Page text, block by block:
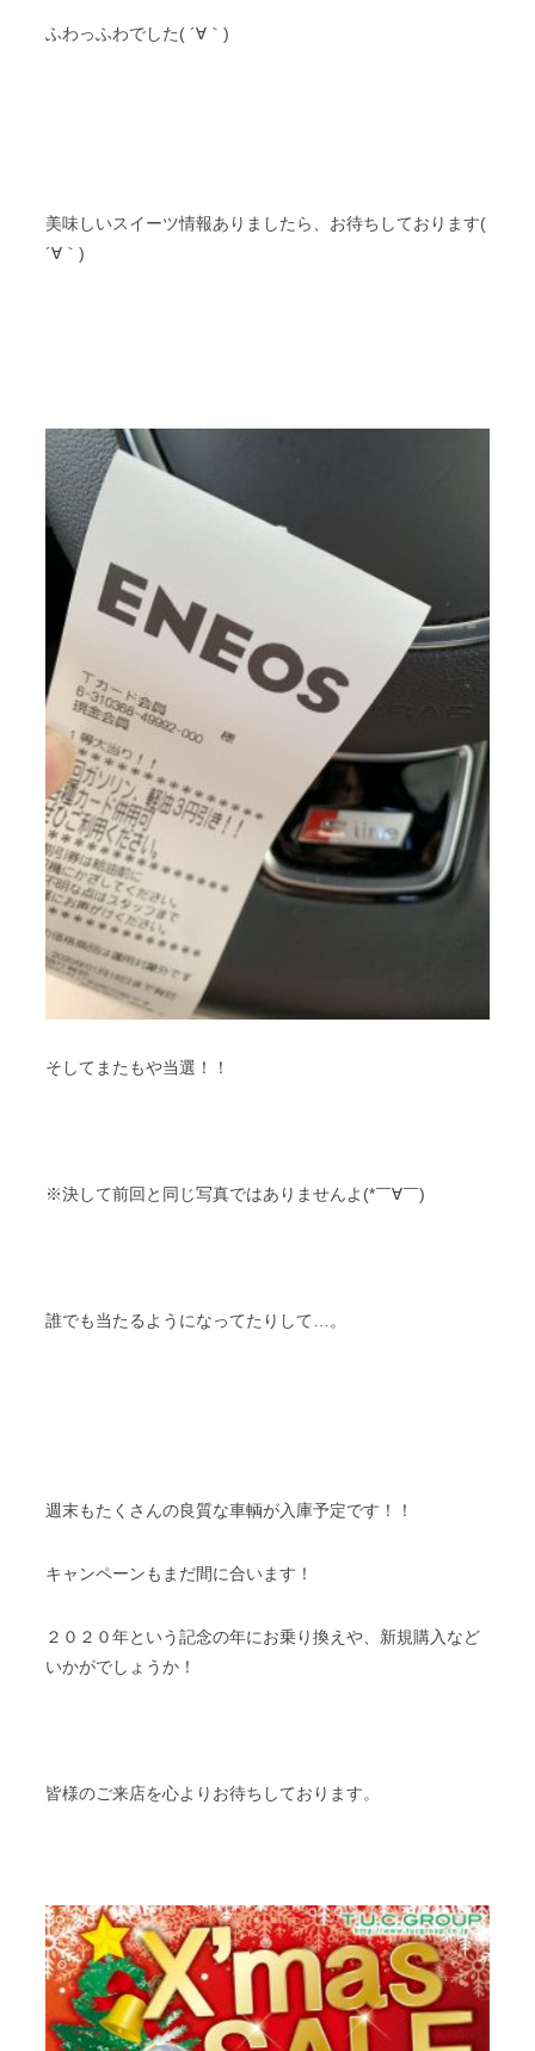
ふわっふわでした( ´∀｀)
美味しいスイーツ情報ありましたら、お待ちしております(
´∀｀)
そしてまたもや当選！！
※決して前回と同じ写真ではありませんよ(*￣∀￣)
誰でも当たるようになってたりして…。
週末もたくさんの良質な車輌が入庫予定です！！
キャンペーンもまだ間に合います！
２０２０年という記念の年にお乗り換えや、新規購入など
いかがでしょうか！
皆様のご来店を心よりお待ちしております。